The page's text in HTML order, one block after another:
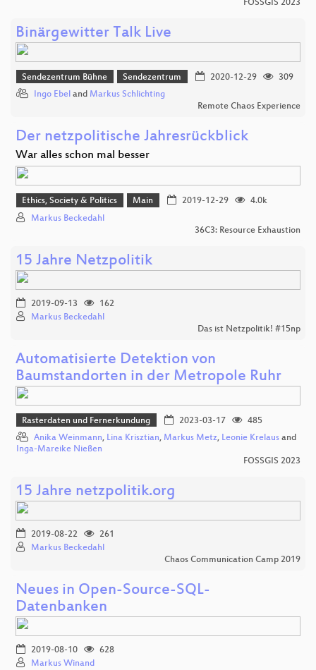
FOSSGIS 2023
Binärgewitter Talk Live
Sendezentrum Bühne Sendezentrum 2020-12-29
309
Ingo Ebel and Markus Schlichting
Remote Chaos Experience
Der netzpolitische Jahresrückblick
War alles schon mal besser
Ethics, Society & Politics Main 2019-12-29
4.0k
Markus Beckedahl
36C3: Resource Exhaustion
15 Jahre Netzpolitik
2019-09-13
162
Markus Beckedahl
Das ist Netzpolitik! #15np
Automatisierte Detektion von
Baumstandorten in der Metropole Ruhr
Rasterdaten und Fernerkundung 2023-03-17
485
Anika Weinmann, Lina Krisztian, Markus Metz, Leonie Krelaus and
Inga-Mareike Nießen
FOSSGIS 2023
15 Jahre netzpolitik.org
2019-08-22
261
Markus Beckedahl
Chaos Communication Camp 2019
Neues in Open-Source-SQL-
Datenbanken
2019-08-10
628
Markus Winand